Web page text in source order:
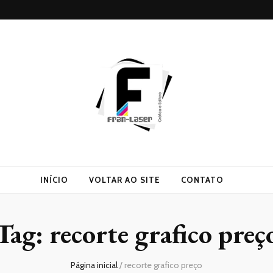
INÍCIO VOLTAR AO SITE CONTATO
recorte grafico
Página inicial/ recorte grafico preço